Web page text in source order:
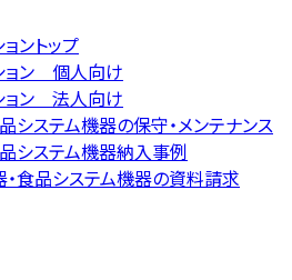
ントップ
ョン 個人向け
ョン 法人向け
システム機器の保守・メンテナンス
システム機器納入事例
食品システム機器の資料請求